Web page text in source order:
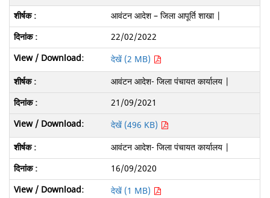
आवंटन आदेश – जिला आपूर्ति शाखा |
22/02/2022
देखें (2 MB)
आवंटन आदेश- जिला पंचायत कार्यालय |
21/09/2021
देखें (496 KB)
आवंटन आदेश- जिला पंचायत कार्यालय |
16/09/2020
देखें (1 MB)